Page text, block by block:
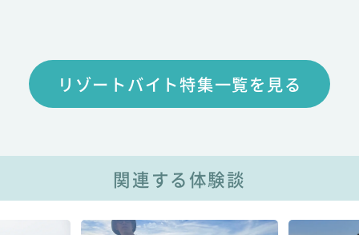
リゾートバイト特集一覧を見る
関連する体験談